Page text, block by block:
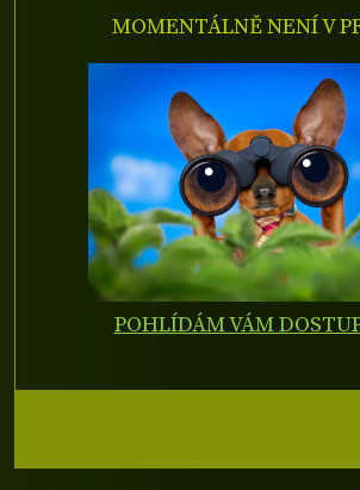
MOMENTÁLNĚ NENÍ V
POHLÍDÁM VÁM